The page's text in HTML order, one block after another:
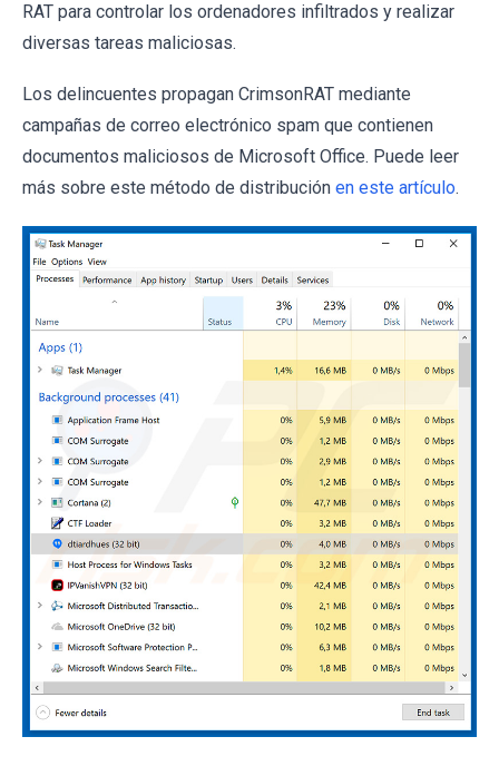
RAT para controlar los ordenadores infiltrados y realizar
diversas tareas maliciosas.
Los delincuentes propagan CrimsonRAT mediante
campañas de correo electrónico spam que contienen
documentos maliciosos de Microsoft Office. Puede leer
más sobre este método de distribución en este artículo.